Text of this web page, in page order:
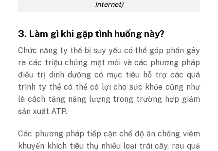
Internet)
3. Làm gì khi gặp tình huống này?
Chức năng ty thể bị suy yếu có thể góp phần gây
ra các triệu chứng mệt mỏi và các phương pháp
điều trị dinh dưỡng có mục tiêu hỗ trợ các quá
trình ty thể có thể có lợi cho sức khỏe cũng như
là cách tăng năng lượng trong trường hợp giảm
sản xuất ATP.
Các phương pháp tiếp cận chế độ ăn chống viêm
khuyến khích tiêu thụ nhiều loại trái cây, rau quả